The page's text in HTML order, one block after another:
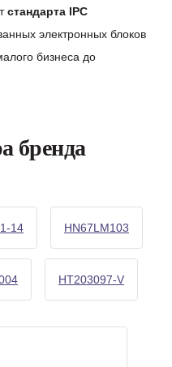
стандарта IPC
электронных блоков
бизнеса до
бренда
14 HN67LM103
HT203097-V